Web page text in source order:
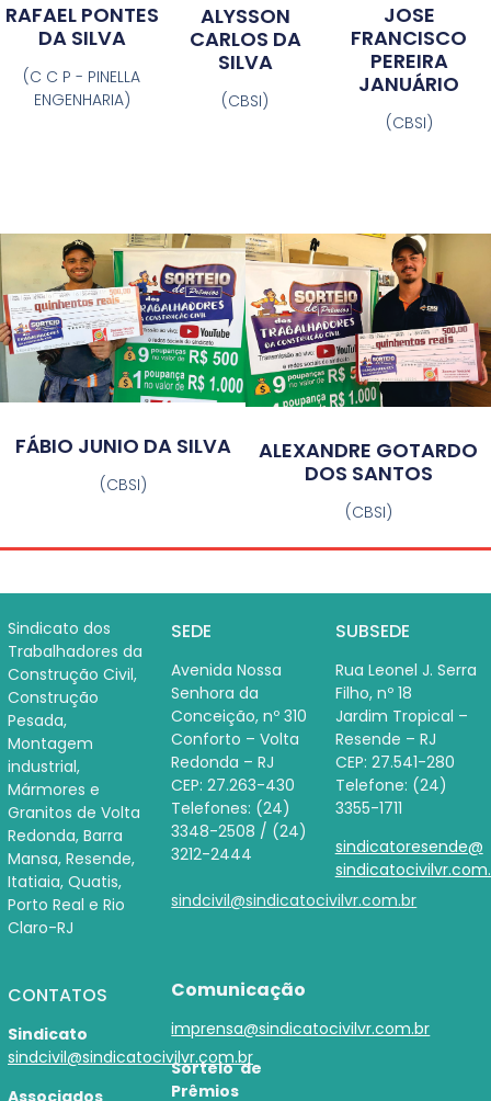
RAFAEL PONTES
DA SILVA
(C C P - PINELLA
ENGENHARIA)
ALYSSON
CARLOS DA
SILVA
(CBSI)
JOSE
FRANCISCO
PEREIRA
JANUÁRIO
(CBSI)
FÁBIO JUNIO DA SILVA
(CBSI)
ALEXANDRE GOTARDO
DOS SANTOS
(CBSI)
Sindicato dos
Trabalhadores da
Construção Civil,
Construção
Pesada,
Montagem
industrial,
Mármores e
Granitos de Volta
Redonda, Barra
Mansa, Resende,
Itatiaia, Quatis,
Porto Real e Rio
Claro-RJ
SEDE
Avenida Nossa
Senhora da
Conceição, nº 310
Conforto – Volta
Redonda – RJ
CEP: 27.263-430
Telefones: (24)
3348-2508 / (24)
3212-2444
sindcivil@sindicatocivilvr.com.br
SUBSEDE
Rua Leonel J. Serra
Filho, nº 18
Jardim Tropical –
Resende – RJ
CEP: 27.541-280
Telefone: (24)
3355-1711
sindicatoresende@
CONTATOS
Sindicato
sindcivil@sindicatocivilvr.com.br
Associados
Comunicação
imprensa@sindicatocivilvr.com.br
Sorteio de
Prêmios